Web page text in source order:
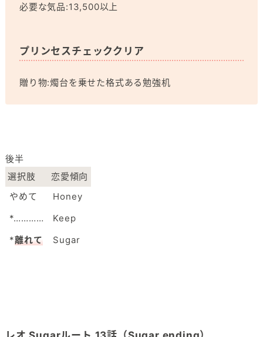
必要な気品:13,500以上
プリンセスチェッククリア
贈り物:燭台を乗せた格式ある勉強机
選択肢
恋愛傾向
やめて
Honey
*…………
Keep
*離れて Sugar
後半